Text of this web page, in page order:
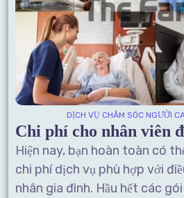
DỊCH VỤ CHĂM SÓC NGƯỜI
Chi phí cho nhân viên
Hiện nay, bạn hoàn toàn có
chi phí dịch vụ phù hợp với
nhân gia đình. Hầu hết các